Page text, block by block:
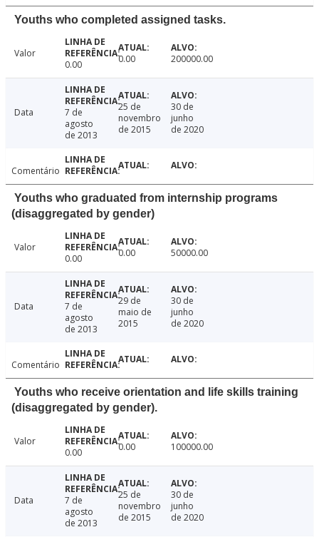
Youths who completed assigned tasks.
Valor
0.00
0.00 200000.00
Data
7 de
agosto
de 2013
25 de
novembro
de 2015
30 de
junho
de 2020
Comentário
Youths who graduated from internship programs
(disaggregated by gender)
Valor
0.00
0.00 50000.00
Data
7 de
agosto
de 2013
29 de
maio de
2015
30 de
junho
de 2020
Comentário
Youths who receive orientation and life skills training
(disaggregated by gender).
Valor
0.00
0.00 100000.00
Data
7 de
agosto
de 2013
25 de
novembro
de 2015
30 de
junho
de 2020